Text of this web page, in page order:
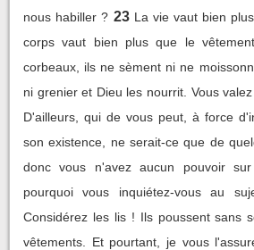
nous habiller ? 23 La vie vaut bien
corps vaut bien plus que le vêtement.
corbeaux, ils ne sèment ni ne
ni grenier et Dieu les nourrit. Vous
D'ailleurs, qui de vous peut, à force
son existence, ne serait-ce que de
donc vous n'avez aucun pouvoir
pourquoi vous inquiétez-vous au
Considérez les lis ! Ils poussent sans
vêtements. Et pourtant, je vous